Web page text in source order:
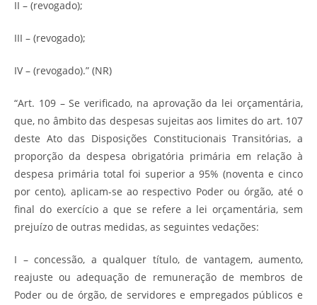
II – (revogado);
III – (revogado);
IV – (revogado).” (NR)
“Art. 109 – Se verificado, na aprovação da lei orçamentária,
que, no âmbito das despesas sujeitas aos limites do art. 107
deste Ato das Disposições Constitucionais Transitórias, a
proporção da despesa obrigatória primária em relação à
despesa primária total foi superior a 95% (noventa e cinco
por cento), aplicam-se ao respectivo Poder ou órgão, até o
final do exercício a que se refere a lei orçamentária, sem
prejuízo de outras medidas, as seguintes vedações:
I – concessão, a qualquer título, de vantagem, aumento,
reajuste ou adequação de remuneração de membros de
Poder ou de órgão, de servidores e empregados públicos e